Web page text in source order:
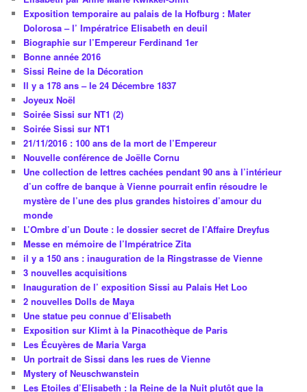
Exposition temporaire au palais de la Hofburg : Mater
Dolorosa – l’ Impératrice Elisabeth en deuil
Biographie sur l’Empereur Ferdinand 1er
Bonne année 2016
Sissi Reine de la Décoration
Il y a 178 ans – le 24 Décembre 1837
Joyeux Noël
Soirée Sissi sur NT1 (2)
Soirée Sissi sur NT1
21/11/2016 : 100 ans de la mort de l’Empereur
Nouvelle conférence de Joëlle Cornu
Une collection de lettres cachées pendant 90 ans à l’intérieur
d’un coffre de banque à Vienne pourrait enfin résoudre le
mystère de l’une des plus grandes histoires d’amour du
monde
L’Ombre d’un Doute : le dossier secret de l’Affaire Dreyfus
Messe en mémoire de l’Impératrice Zita
il y a 150 ans : inauguration de la Ringstrasse de Vienne
3 nouvelles acquisitions
Inauguration de l’ exposition Sissi au Palais Het Loo
2 nouvelles Dolls de Maya
Une statue peu connue d’Elisabeth
Exposition sur Klimt à la Pinacothèque de Paris
Les Écuyères de Maria Varga
Un portrait de Sissi dans les rues de Vienne
Mystery of Neuschwanstein
Les Etoiles d’Elisabeth : la Reine de la Nuit plutôt que la